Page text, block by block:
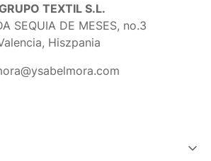
TEXTIL S.L.
SEQUIA DE MESES, no.3
Hiszpania